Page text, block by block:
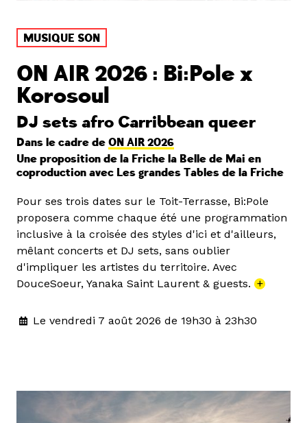
MUSIQUE SON
ON AIR 2026 : Bi:Pole x
Korosoul
DJ sets afro Carribbean queer
Dans le cadre de ON AIR 2026
Une proposition de la Friche la Belle de Mai en
coproduction avec Les grandes Tables de la Friche
Pour ses trois dates sur le Toit-Terrasse, Bi:Pole
proposera comme chaque été une programmation
inclusive à la croisée des styles d'ici et d'ailleurs,
mêlant concerts et DJ sets, sans oublier
d'impliquer les artistes du territoire. Avec
DouceSoeur, Yanaka Saint Laurent & guests. +
Le vendredi 7 août 2026 de 19h30 à 23h30